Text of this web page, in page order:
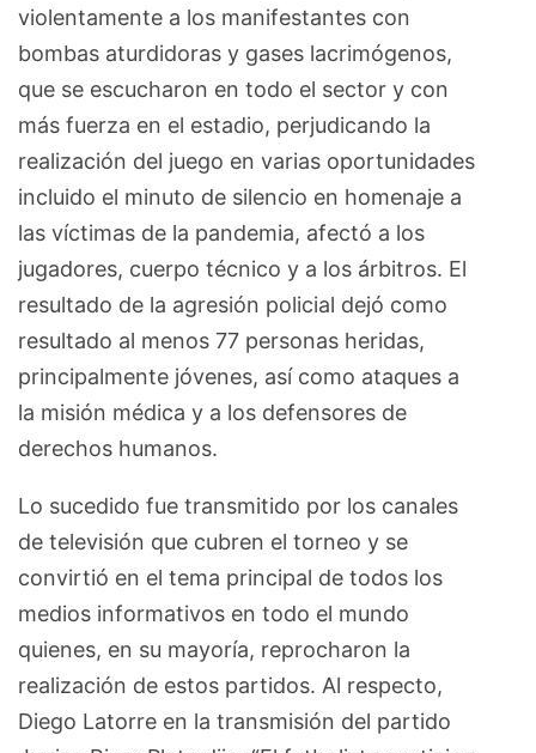
violentamente a los manifestantes con
bombas aturdidoras y gases lacrimógenos,
que se escucharon en todo el sector y con
más fuerza en el estadio, perjudicando la
realización del juego en varias oportunidades
incluido el minuto de silencio en homenaje a
las víctimas de la pandemia, afectó a los
jugadores, cuerpo técnico y a los árbitros. El
resultado de la agresión policial dejó como
resultado al menos 77 personas heridas,
principalmente jóvenes, así como ataques a
la misión médica y a los defensores de
derechos humanos.
Lo sucedido fue transmitido por los canales
de televisión que cubren el torneo y se
convirtió en el tema principal de todos los
medios informativos en todo el mundo
quienes, en su mayoría, reprocharon la
realización de estos partidos. Al respecto,
Diego Latorre en la transmisión del partido